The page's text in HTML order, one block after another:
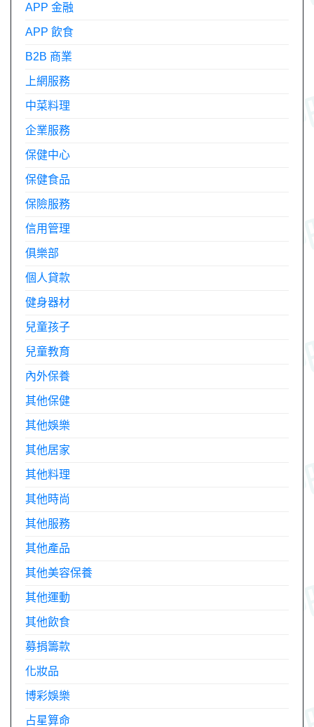
APP 金融
APP 飲食
B2B 商業
上網服務
中菜料理
企業服務
保健中心
保健食品
保險服務
信用管理
俱樂部
個人貸款
健身器材
兒童孩子
兒童教育
內外保養
其他保健
其他娛樂
其他居家
其他料理
其他時尚
其他服務
其他產品
其他美容保養
其他運動
其他飲食
募捐籌款
化妝品
博彩娛樂
占星算命